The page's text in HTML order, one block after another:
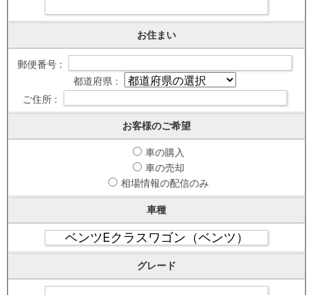
お住まい
郵便番号 :
都道府県 :
ご住所 :
お客様のご希望
車の購入
車の売却
相場情報の配信のみ
車種
グレード